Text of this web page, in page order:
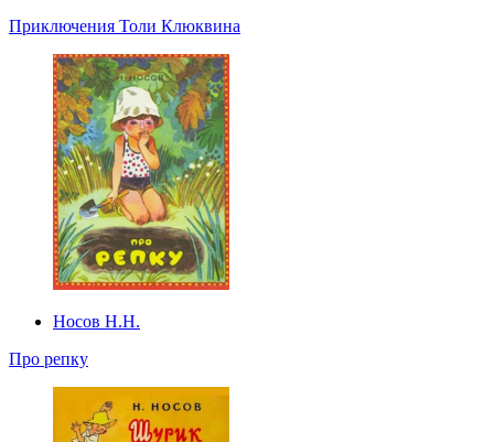
Приключения Толи Клюквина
Носов Н.Н.
Про репку